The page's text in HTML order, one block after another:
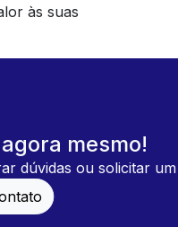
às suas
mesmo!
dúvidas ou solicitar